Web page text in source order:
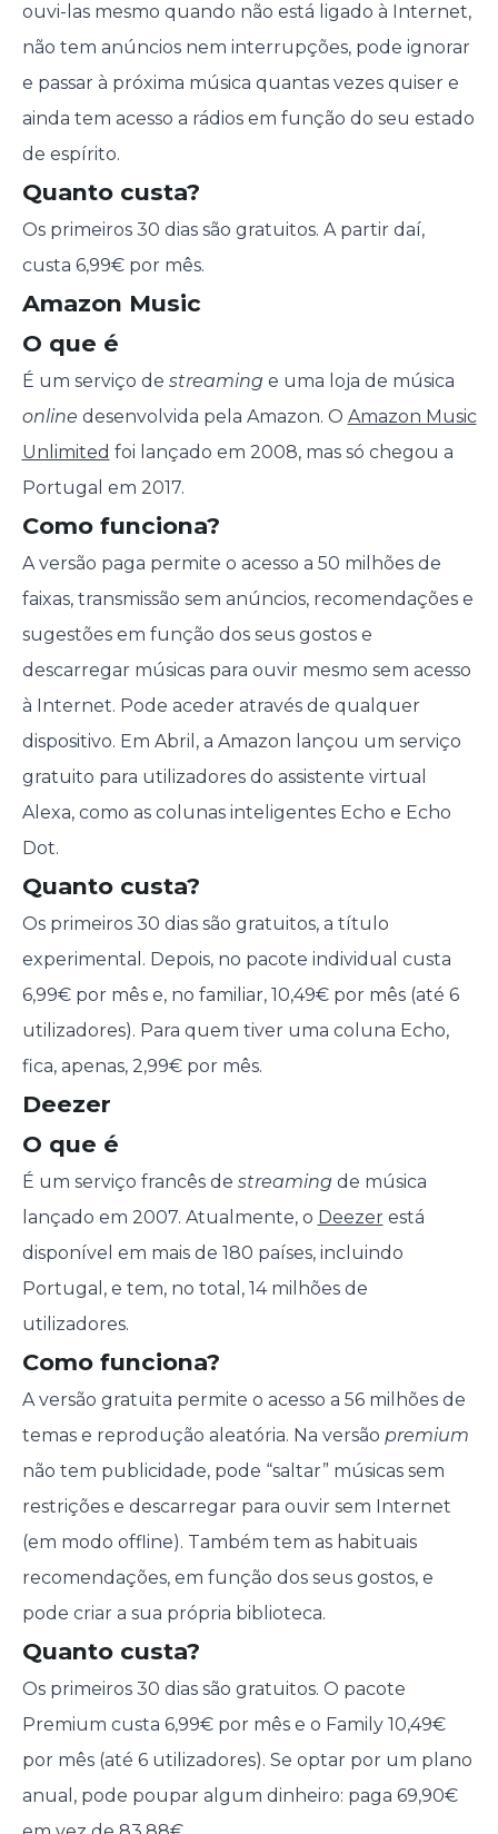
ouvi-las mesmo quando não está ligado à Internet,
não tem anúncios nem interrupções, pode ignorar
e passar à próxima música quantas vezes quiser e
ainda tem acesso a rádios em função do seu estado
de espírito.
Quanto custa?
Os primeiros 30 dias são gratuitos. A partir daí,
custa 6,99€ por mês.
Amazon Music
O que é
É um serviço de streaming e uma loja de música
online desenvolvida pela Amazon. O Amazon Music
Unlimited foi lançado em 2008, mas só chegou a
Portugal em 2017.
Como funciona?
A versão paga permite o acesso a 50 milhões de
faixas, transmissão sem anúncios, recomendações e
sugestões em função dos seus gostos e
descarregar músicas para ouvir mesmo sem acesso
à Internet. Pode aceder através de qualquer
dispositivo. Em Abril, a Amazon lançou um serviço
gratuito para utilizadores do assistente virtual
Alexa, como as colunas inteligentes Echo e Echo
Dot.
Quanto custa?
Os primeiros 30 dias são gratuitos, a título
experimental. Depois, no pacote individual custa
6,99€ por mês e, no familiar, 10,49€ por mês (até 6
utilizadores). Para quem tiver uma coluna Echo,
fica, apenas, 2,99€ por mês.
Deezer
O que é
É um serviço francês de streaming de música
lançado em 2007. Atualmente, o Deezerestá
disponível em mais de 180 países, incluindo
Portugal, e tem, no total, 14 milhões de
utilizadores.
Como funciona?
A versão gratuita permite o acesso a 56 milhões de
temas e reprodução aleatória. Na versão premium
não tem publicidade, pode “saltar” músicas sem
restrições e descarregar para ouvir sem Internet
(em modo offline). Também tem as habituais
recomendações, em função dos seus gostos, e
pode criar a sua própria biblioteca.
Quanto custa?
Os primeiros 30 dias são gratuitos. O pacote
Premium custa 6,99€ por mês e o Family 10,49€
por mês (até 6 utilizadores). Se optar por um plano
anual, pode poupar algum dinheiro: paga 69,90€